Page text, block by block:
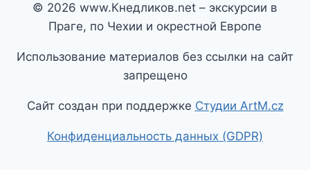
© 2026 www.Кнедликов.net – экскурсии в
Праге, по Чехии и окрестной Европе
Использование материалов без ссылки на сайт
запрещено
Сайт создан при поддержке Студии ArtM.cz
Конфиденциальность данных (GDPR)